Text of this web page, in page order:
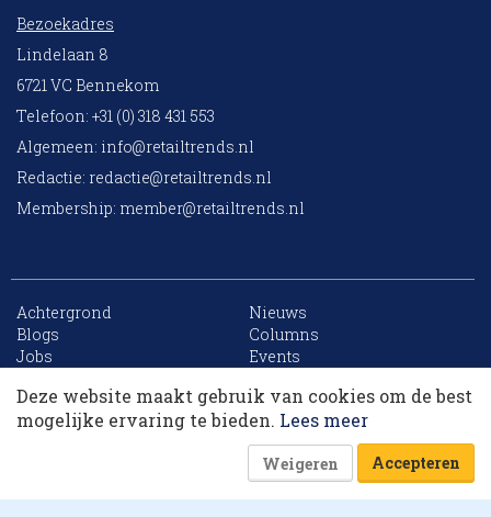
Bezoekadres
Lindelaan 8
6721 VC Bennekom
Telefoon: +31 (0) 318 431 553
Algemeen: info@retailtrends.nl
Redactie: redactie@retailtrends.nl
Membership: member@retailtrends.nl
Achtergrond
Nieuws
Blogs
Columns
Jobs
Events
Archief
Sitemap
Website is powered by
Deze website maakt gebruik van cookies om de best
mogelijke ervaring te bieden. Lees meer
Weigeren Accepteren
10 collega’s
Korting op events